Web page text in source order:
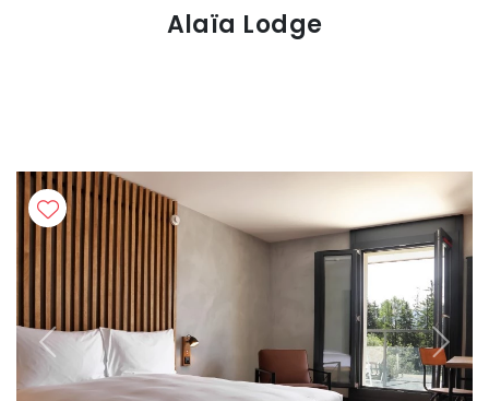
Alaïa Lodge
Previous Next